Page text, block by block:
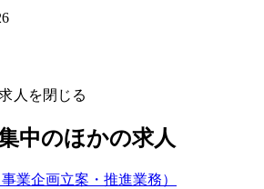
人を閉じる
中のほかの求人
業企画立案・推進業務）